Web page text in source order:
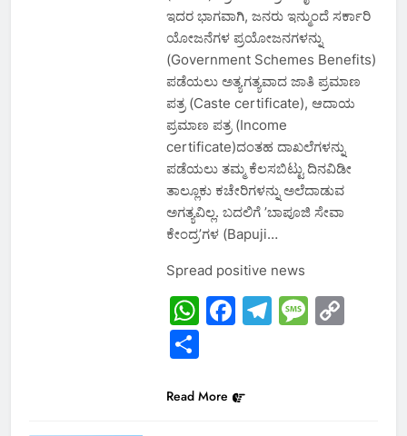
ಇದರ ಭಾಗವಾಗಿ, ಜನರು ಇನ್ಮುಂದೆ ಸರ್ಕಾರಿ
ಯೋಜನೆಗಳ ಪ್ರಯೋಜನಗಳನ್ನು
(Government Schemes Benefits)
ಪಡೆಯಲು ಅತ್ಯಗತ್ಯವಾದ ಜಾತಿ ಪ್ರಮಾಣ
ಪತ್ರ (Caste certificate), ಆದಾಯ
ಪ್ರಮಾಣ ಪತ್ರ (Income
certificate)ದಂತಹ ದಾಖಲೆಗಳನ್ನು
ಪಡೆಯಲು ತಮ್ಮ ಕೆಲಸಬಿಟ್ಟು ದಿನವಿಡೀ
ತಾಲ್ಲೂಕು ಕಚೇರಿಗಳನ್ನು ಅಲೆದಾಡುವ
ಅಗತ್ಯವಿಲ್ಲ. ಬದಲಿಗೆ ʼಬಾಪೂಜಿ ಸೇವಾ
ಕೇಂದ್ರʼಗಳ (Bapuji…
Spread positive news
WhatsApp
Facebook
Telegram
Share
Read More